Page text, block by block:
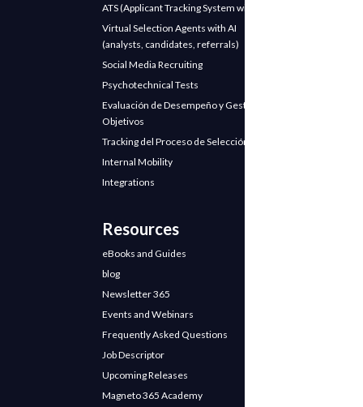
ATS (Applicant Tracking System with AI)
Virtual Selection Agents with AI
(analysts, candidates, referrals)
Social Media Recruiting
Psychotechnical Tests
Evaluación de Desempeño y Gestión de
Objetivos
Tracking del Proceso de Selección
Internal Mobility
Integrations
Resources
eBooks and Guides
blog
Newsletter 365
Events and Webinars
Frequently Asked Questions
Job Descriptor
Upcoming Releases
Magneto 365 Academy